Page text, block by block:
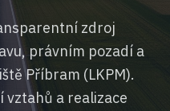
zdroj
právním pozadí a
Příbram (LKPM).
vztahů a realizace